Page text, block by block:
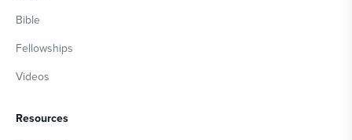
Bible
Fellowships
Videos
Resources